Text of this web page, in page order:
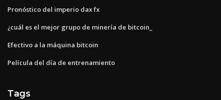
Pronóstico del imperio dax fx
¿cuál es el mejor grupo de minería de bitcoin_
Efectivo a la máquina bitcoin
Película del día de entrenamiento
Tags